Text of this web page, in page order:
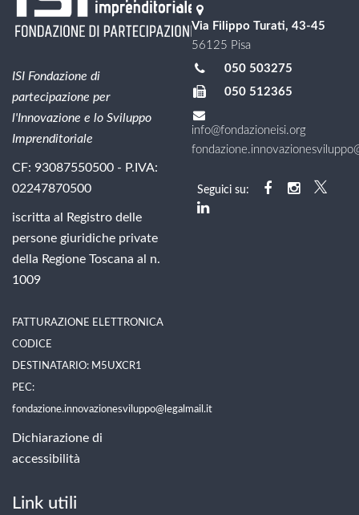
ISI Fondazione di
partecipazione per
l'Innovazione e lo Sviluppo
Imprenditoriale
CF: 93087550500 - P.IVA:
02247870500
iscritta al Registro delle
persone giuridiche private
della Regione Toscana al n.
1009
FATTURAZIONE ELETTRONICA
CODICE
DESTINATARIO: M5UXCR1
PEC:
fondazione.innovazionesviluppo@legalmail.it
Dichiarazione di
accessibilità
Via Filippo Turati, 43-45
56125 Pisa
050 503275
050 512365
info@fondazioneisi.org
Seguici su:
Link utili